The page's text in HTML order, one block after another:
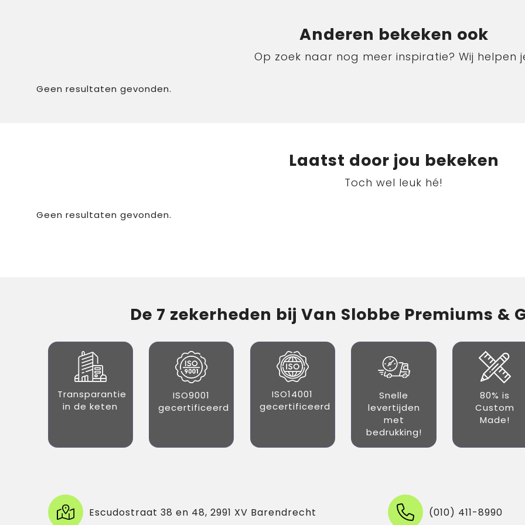
Anderen bekeken ook
Op zoek naar nog meer inspiratie? Wij helpen
Geen resultaten gevonden.
Laatst door jou bekeken
Toch wel leuk hé!
Geen resultaten gevonden.
De 7 zekerheden bij Van Slobbe Premiums &
Transparantie
in de keten
ISO9001
gecertificeerd
ISO14001
gecertificeerd
Snelle
levertijden
met
bedrukking!
80% is
Custom
Made!
Escudostraat 38 en 48, 2991 XV Barendrecht (010) 411-8990